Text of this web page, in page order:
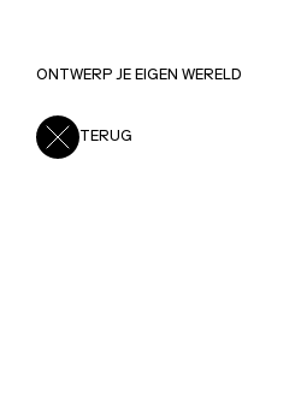
ONTWERP JE EIGEN WERELD
TERUG